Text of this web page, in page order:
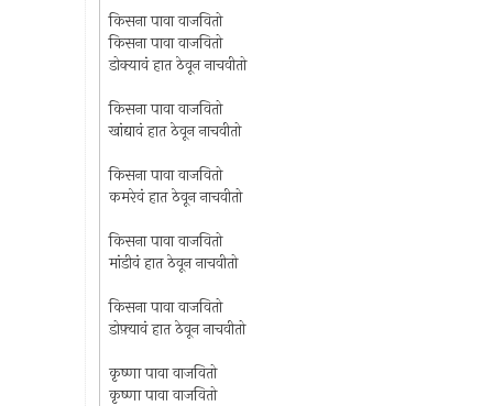
किसना पावा वाजवितो
किसना पावा वाजवितो
डोक्यावं हात ठेवून नाचवीतो
किसना पावा वाजवितो
खांद्यावं हात ठेवून नाचवीतो
किसना पावा वाजवितो
कमरेवं हात ठेवून नाचवीतो
किसना पावा वाजवितो
मांडीवं हात ठेवून नाचवीतो
किसना पावा वाजवितो
डोफ़्यावं हात ठेवून नाचवीतो
कृष्णा पावा वाजवितो
कृष्णा पावा वाजवितो